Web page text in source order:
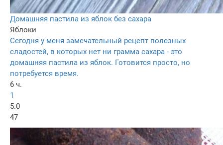
Домашняя пастила из яблок без сахара
Яблоки
Сегодня у меня замечательный рецепт полезных
сладостей, в которых нет ни грамма сахара - это
домашняя пастила из яблок. Готовится просто, но
потребуется время.
6 ч.
1
5.0
47